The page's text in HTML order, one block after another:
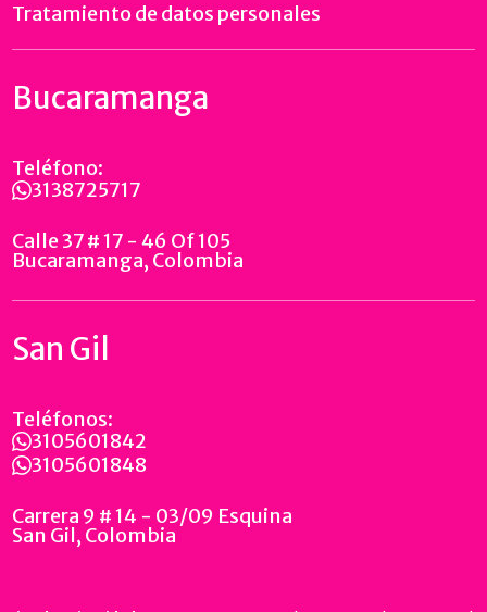
Tratamiento de datos personales
Bucaramanga
Teléfono:
3138725717
Calle 37 # 17 - 46 Of 105
Bucaramanga, Colombia
San Gil
Teléfonos:
3105601842
3105601848
Carrera 9 # 14 - 03/09 Esquina
San Gil, Colombia